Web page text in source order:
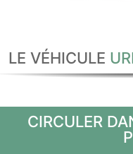
LE VÉHICULE
CIRCULER